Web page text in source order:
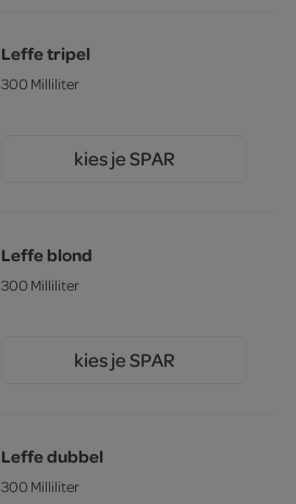
Leffe tripel
300 Milliliter
kies je SPAR
Leffe blond
300 Milliliter
kies je SPAR
Leffe dubbel
300 Milliliter